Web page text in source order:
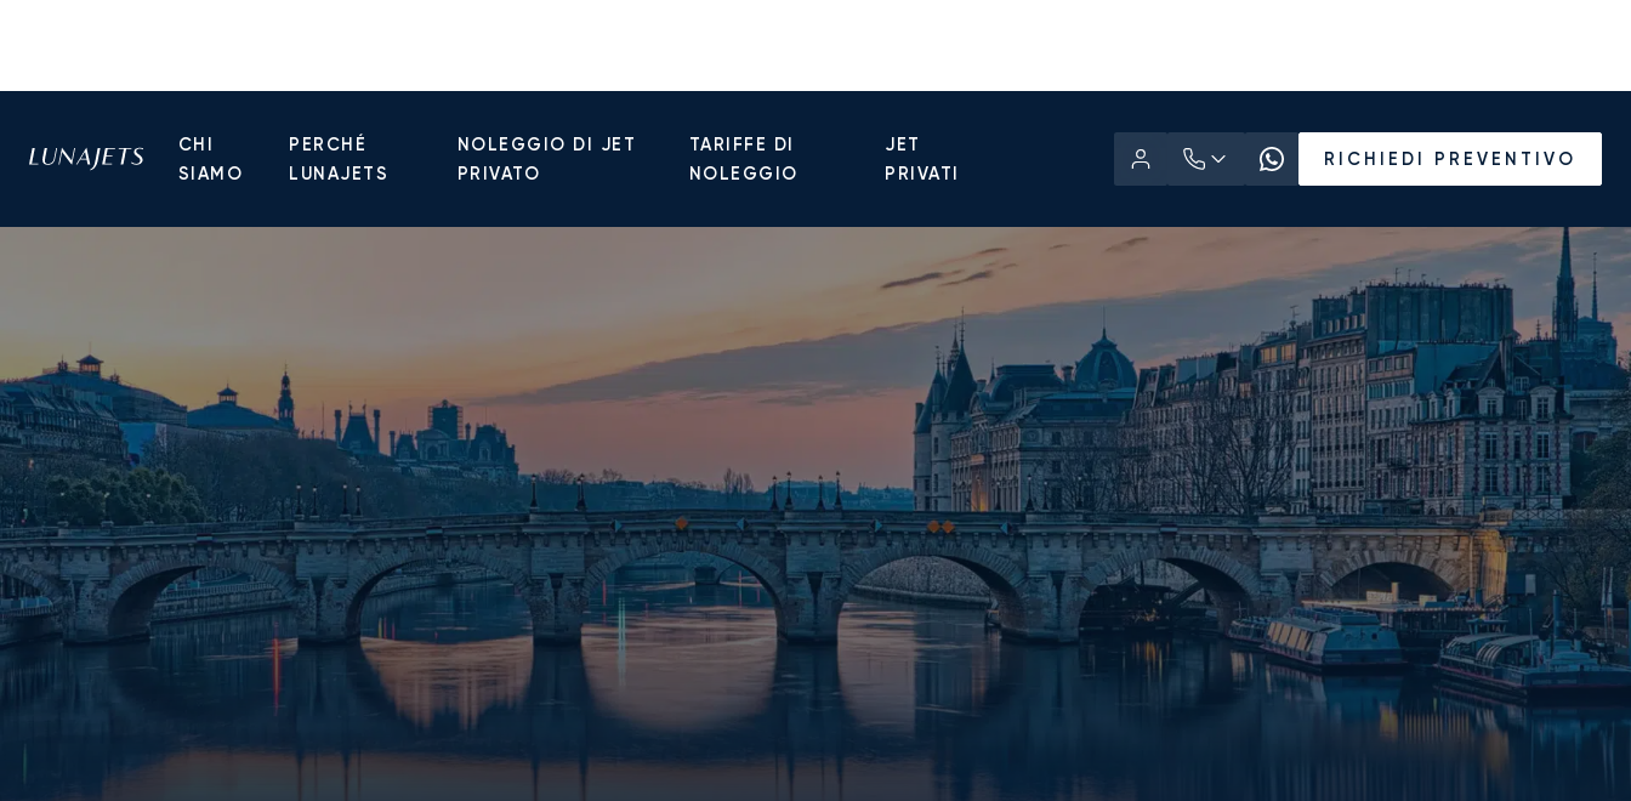
CHI
SIAMO
PERCHÉ
LUNAJETS
NOLEGGIO DI JET
PRIVATO
TARIFFE DI
NOLEGGIO
JET
PRIVATI
RICHIEDI PREVENTIVO